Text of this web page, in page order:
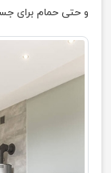
و حتی حمام برای